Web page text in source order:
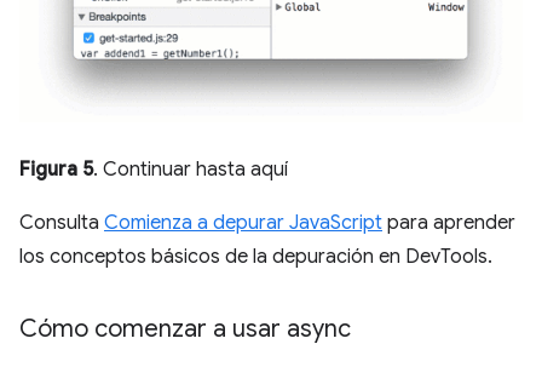
Figura 5. Continuar hasta aquí
Consulta Comienza a depurar JavaScript para aprender
los conceptos básicos de la depuración en DevTools.
Cómo comenzar a usar async